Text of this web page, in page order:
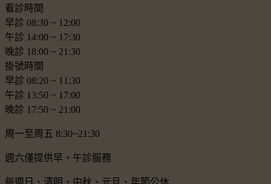
看診時間
早診 08:30 ~ 12:00
午診 14:00 ~ 17:30
晚診 18:00 ~ 21:30
掛號時間
早診 08:20 ~ 11:30
午診 13:50 ~ 17:00
晚診 17:50 ~ 21:00
周一至周五 8:30~21:30
週六僅提供早、午診服務
每週日、清明、中秋、元旦、年節公休